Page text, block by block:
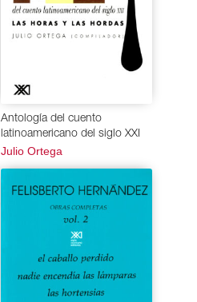
Antología del cuento
latinoamericano del siglo XXI
Julio Ortega